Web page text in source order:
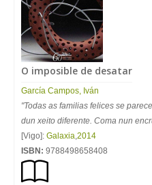
O imposible de desatar
García Campos, Iván
"Todas as familias felices se
dun xeito diferente. Coma nun
[Vigo]: Galaxia,2014
ISBN: 9788498658408